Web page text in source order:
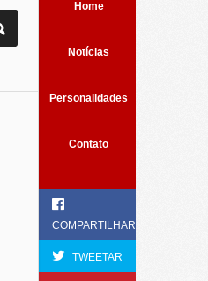
Home
Notícias
Personalidades
Contato
COMPARTILHAR
TWEETAR